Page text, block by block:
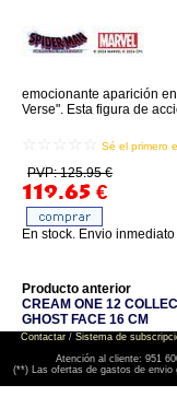
emocionante aparición
Verse". Esta figura de
Sé el primero
PVP: 125.95 €
119.65 €
En stock. Envio inmediato
Producto anterior
CREAM ONE 12
GHOST FACE 16 CM
Contactar/ Sistema de
Atención al cliente: 951
(**) Las ofertas de gastos de envio